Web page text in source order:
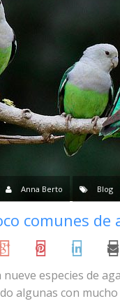
Anna Berto Blog
comunes de
especies de
algunas con